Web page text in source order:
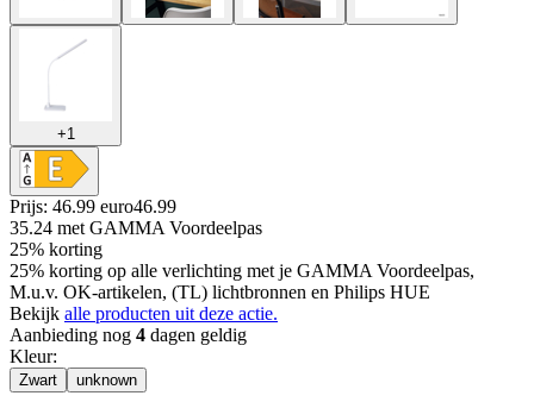
+1
Prijs: 46.99 euro46.99
35.24 met GAMMA Voordeelpas
25% korting
25% korting op alle verlichting met je GAMMA Voordeelpas,
M.u.v. OK-artikelen, (TL) lichtbronnen en Philips HUE
Bekijk alle producten uit deze actie.
Aanbieding nog 4 dagen geldig
Kleur:
Zwart unknown